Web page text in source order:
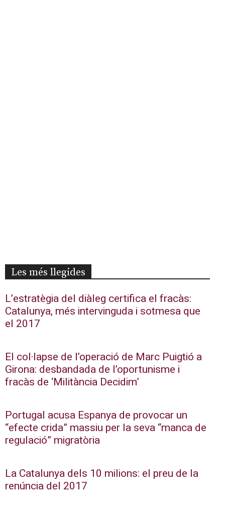
Les més llegides
L’estratègia del diàleg certifica el fracàs:
Catalunya, més intervinguda i sotmesa que
el 2017
El col·lapse de l’operació de Marc Puigtió a
Girona: desbandada de l’oportunisme i
fracàs de ‘Militància Decidim’
Portugal acusa Espanya de provocar un
“efecte crida” massiu per la seva “manca de
regulació” migratòria
La Catalunya dels 10 milions: el preu de la
renúncia del 2017